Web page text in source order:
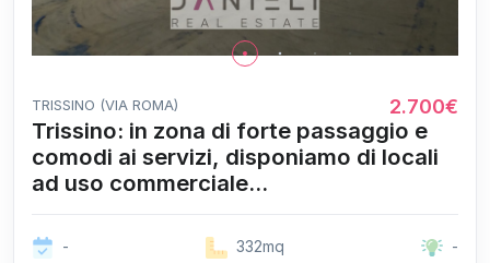
TRISSINO (VIA ROMA) 2.700€
Trissino: in zona di forte passaggio e
comodi ai servizi, disponiamo di locali
ad uso commerciale...
- 332mq -